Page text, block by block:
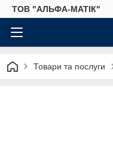
ТОВ "АЛЬФА-МАТІК"
Товари та послуги